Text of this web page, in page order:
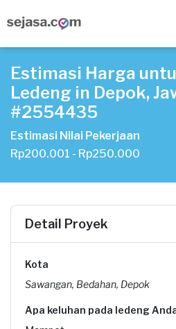
Estimasi Harga
Ledeng in Depok,
#2554435
Estimasi Nilai Pekerjaan
Rp200.001 - Rp250.000
Detail Proyek
Kota
Sawangan, Bedahan, Depok
Apa keluhan pada ledeng